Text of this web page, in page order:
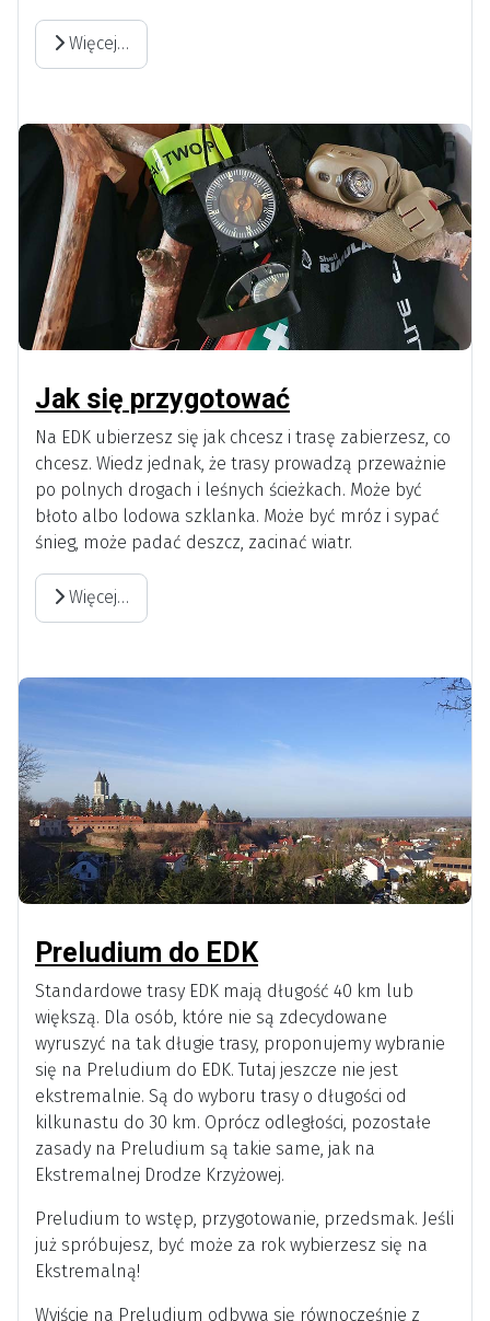
Więcej…
Jak się przygotować
Na EDK ubierzesz się jak chcesz i trasę zabierzesz, co
chcesz. Wiedz jednak, że trasy prowadzą przeważnie
po polnych drogach i leśnych ścieżkach. Może być
błoto albo lodowa szklanka. Może być mróz i sypać
śnieg, może padać deszcz, zacinać wiatr.
Więcej…
Preludium do EDK
Standardowe trasy EDK mają długość 40 km lub
większą. Dla osób, które nie są zdecydowane
wyruszyć na tak długie trasy, proponujemy wybranie
się na Preludium do EDK. Tutaj jeszcze nie jest
ekstremalnie. Są do wyboru trasy o długości od
kilkunastu do 30 km. Oprócz odległości, pozostałe
zasady na Preludium są takie same, jak na
Ekstremalnej Drodze Krzyżowej.
Preludium to wstęp, przygotowanie, przedsmak. Jeśli
już spróbujesz, być może za rok wybierzesz się na
Ekstremalną!
Wyjście na Preludium odbywa się równocześnie z